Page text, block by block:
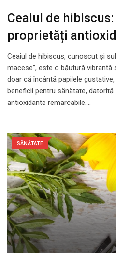
Ceaiul de
proprietăți
Ceaiul de hibiscus, cunoscut și
macese”, este o băutură vibrantă
doar că încântă papilele
beneficii pentru sănătate,
antioxidante remarcabile.…
SĂNĂTATE